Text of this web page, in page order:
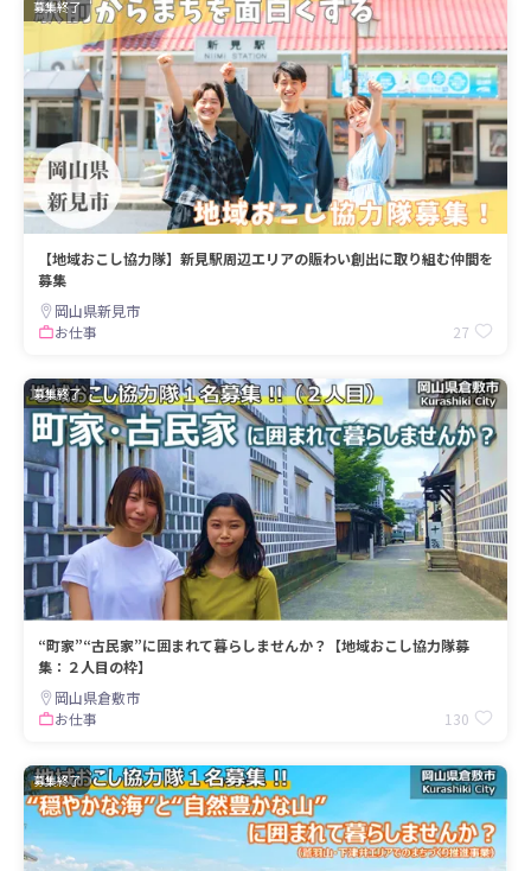
募集終了
【地域おこし協力隊】新見駅周辺エリアの賑わい創出に取り組む仲間を
募集
岡山県新見市
お仕事
27
募集終了
“町家”“古民家”に囲まれて暮らしませんか？【地域おこし協力隊募
集：２人目の枠】
岡山県倉敷市
お仕事
130
募集終了